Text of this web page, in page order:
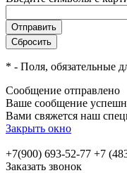
* - Поля, обязательные
Сообщение отправлено
Ваше сообщение
Вами свяжется наш
Закрыть окно
+7(900) 693-52-77 +7
Заказать звонок